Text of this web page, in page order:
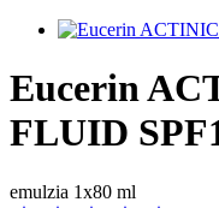
Eucerin
FLUID
emulzia 1x80 ml